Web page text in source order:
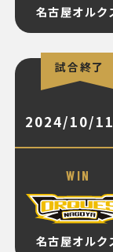
名古屋オルク
試合終了
2024/10/
WIN
名古屋オルク